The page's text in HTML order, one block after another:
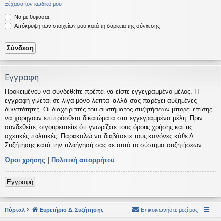
Ξέχασα τον κωδικό μου
Να με θυμάσαι
Απόκρυψη των στοιχείων μου κατά τη διάρκεια της σύνδεσης
Εγγραφή
Προκειμένου να συνδεθείτε πρέπει να είστε εγγεγραμμένο μέλος. Η
εγγραφή γίνεται σε λίγα μόνο λεπτά, αλλά σας παρέχει αυξημένες
δυνατότητες. Οι διαχειριστές του συστήματος συζητήσεων μπορεί επίσης
να χορηγούν επιπρόσθετα δικαιώματα στα εγγεγραμμένα μέλη. Πριν
συνδεθείτε, σιγουρευτείτε ότι γνωρίζετε τους όρους χρήσης και τις
σχετικές πολιτικές. Παρακαλώ να διαβάσετε τους κανόνες κάθε Δ.
Συζήτησης κατά την πλοήγησή σας σε αυτό το σύστημα συζητήσεων.
Όροι χρήσης | Πολιτική απορρήτου
Εγγραφή
Πόρταλ Ευρετήριο Δ. Συζήτησης Επικοινωνήστε μαζί μας